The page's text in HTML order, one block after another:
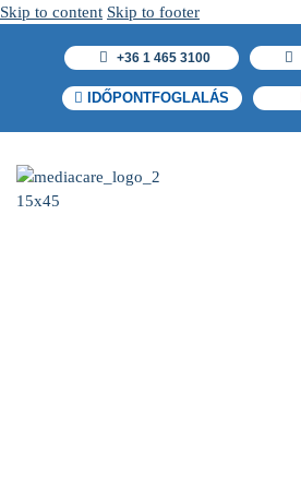
Skip to content Skip to footer
+36 1 465 3100
IDŐPONTFOGLALÁS